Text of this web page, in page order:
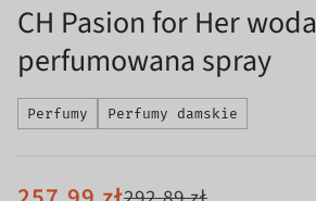
CH Pasion for Her woda
perfumowana spray
Perfumy Perfumy damskie